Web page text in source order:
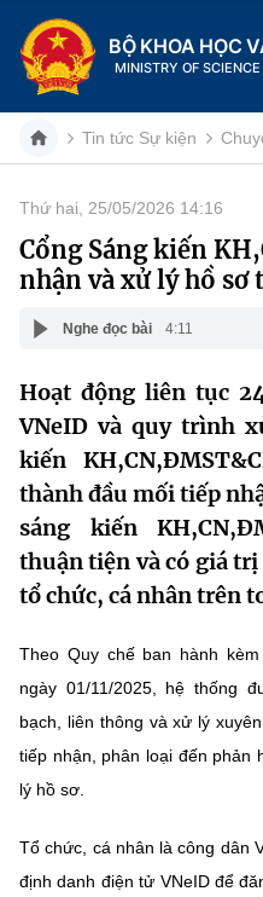
BỘ KHOA HỌC
MINISTRY OF
Danh mục
Trang chủ
Giới thiệu
Chức năng nhiệm vụ
Cơ cấu tổ chức
Lịch sử phát triển
Sở Khoa học và Công
Tin tức sự kiện
Khoa học và Công nghệ
Đổi mới sáng tạo
Chuyển đổi số
Sở hữu trí tuệ
Tiêu chuẩn, đo lường,
Tin tổng hợp
Dịch vụ công
Hệ thống văn bản
Văn bản QPPL
Lấy ý kiến người dân về
MST IOFFICE
Khoa học và Công nghệ
Chuyển đổi số
Bưu chính, Viễn thông
Multimedia
THƯ ĐIỆN TỬ
Khác
Infographic
Tin tức Sự kiện
Thứ hai, 25/05/2026 14:16
Cổng Sáng kiến
nhận và xử lý hồ sơ
Nghe đọc bài 4:11
Hoạt động liên tục
VNeID và quy trình
kiến
thành đầu mối tiếp
sáng kiến
thuận tiện và có giá
tổ chức, cá nhân trên
Theo Quy chế ban hành
ngày 01/11/2025, hệ thống
bạch, liên thông và xử lý
tiếp nhận, phân loại đến phản
lý hồ sơ.
Tổ chức, cá nhân là công dân
định danh điện tử VNeID để